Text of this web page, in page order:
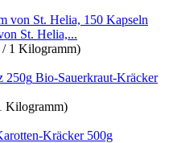
St. Helia,...
1 Kilogramm)
Bio-Sauerkraut-Kräcker
Kilogramm)
Kräcker 500g